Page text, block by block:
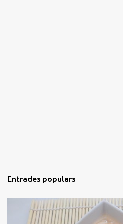
Entrades populars